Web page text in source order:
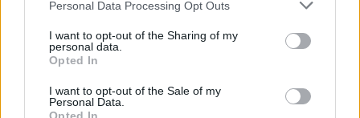
Personal Data Processing Opt Outs
I want to opt-out of the Sharing of my
personal data.
Opted In
I want to opt-out of the Sale of my
Personal Data.